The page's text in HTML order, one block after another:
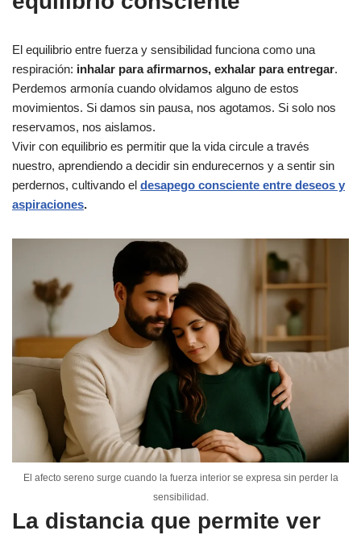
El equilibrio entre fuerza y sensibilidad funciona como una
respiración: inhalar para afirmarnos, exhalar para entregar.
Perdemos armonía cuando olvidamos alguno de estos
movimientos. Si damos sin pausa, nos agotamos. Si solo nos
reservamos, nos aislamos.
Vivir con equilibrio es permitir que la vida circule a través
nuestro, aprendiendo a decidir sin endurecernos y a sentir sin
perdernos, cultivando el desapego consciente entre deseos y
aspiraciones.
El afecto sereno surge cuando la fuerza interior se expresa sin perder la
sensibilidad.
La distancia que permite ver